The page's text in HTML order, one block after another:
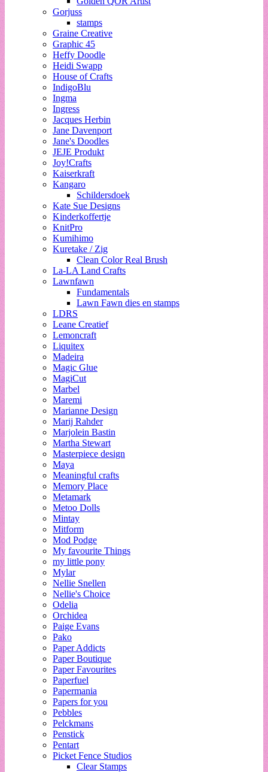
Gorjuss
stamps
Graine Creative
Graphic 45
Heffy Doodle
Heidi Swapp
House of Crafts
IndigoBlu
Ingma
Ingress
Jacques Herbin
Jane Davenport
Jane's Doodles
JEJE Produkt
Joy!Crafts
Kaiserkraft
Kangaro
Schildersdoek
Kate Sue Designs
Kinderkoffertje
KnitPro
Kumihimo
Kuretake / Zig
Clean Color Real Brush
La-LA Land Crafts
Lawnfawn
Fundamentals
Lawn Fawn dies en stamps
LDRS
Leane Creatief
Lemoncraft
Liquitex
Madeira
Magic Glue
MagiCut
Marbel
Maremi
Marianne Design
Marij Rahder
Marjolein Bastin
Martha Stewart
Masterpiece design
Maya
Meaningful crafts
Memory Place
Metamark
Metoo Dolls
Mintay
Mitform
Mod Podge
My favourite Things
my little pony
Mylar
Nellie Snellen
Nellie's Choice
Odelia
Orchidea
Paige Evans
Pako
Paper Addicts
Paper Boutique
Paper Favourites
Paperfuel
Papermania
Papers for you
Pebbles
Pelckmans
Penstick
Pentart
Picket Fence Studios
Clear Stamps